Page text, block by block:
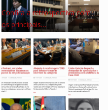
Confira a retrospectiva com
os principais…